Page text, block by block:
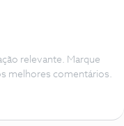
relevante. Marque
melhores comentários.